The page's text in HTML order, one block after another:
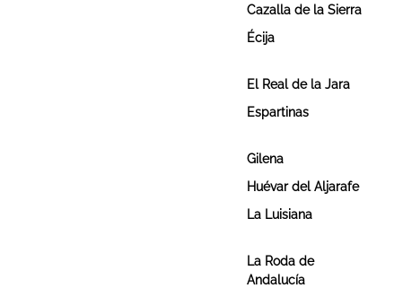
Cazalla de la Sierra
Écija
El Real de la Jara
Espartinas
Gilena
Huévar del Aljarafe
La Luisiana
La Roda de
Andalucía